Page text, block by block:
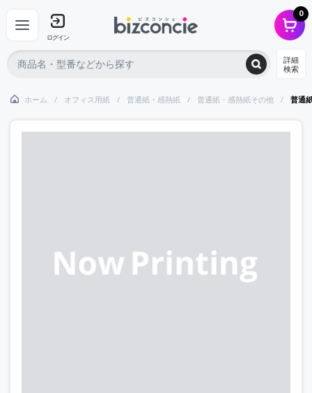
ログイン
0
詳細
検索
ホーム オフィス用紙 普通紙・感熱紙 普通紙・感熱紙その他 普通